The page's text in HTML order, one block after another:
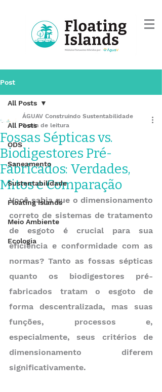
Post
All Posts
ODS
Saneamento
Sustentabilidade
Floating Islands
Meio Ambiente
Ecologia
All Posts
Fossas Sépticas vs.
Biodigestores Pré-
Fabricados: Verdades,
Mitos e Comparação
ÁGUAV Construindo Sustentabilidade
5 min de leitura
Você sabia que o dimensionamento
correto de sistemas de tratamento
de esgoto é crucial para sua
eficiência e conformidade com as
normas? Tanto as fossas sépticas
quanto os biodigestores pré-
fabricados tratam o esgoto de
forma descentralizada, mas suas
funções, processos e,
especialmente, seus critérios de
dimensionamento diferem
significativamente.